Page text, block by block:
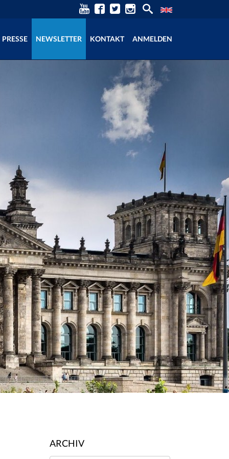
PRESSE NEWSLETTER KONTAKT ANMELDEN
ARCHIV